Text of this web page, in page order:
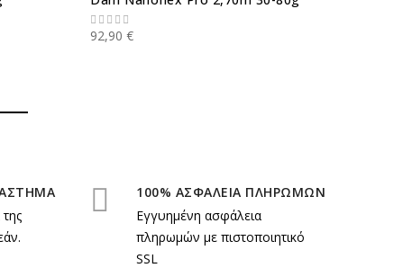
92,90 €
100% ΑΣΦΑΛΕΙΑ ΠΛΗΡΩΜΩΝ
Εγγυημένη ασφάλεια
πληρωμών με πιστοποιητικό
SSL